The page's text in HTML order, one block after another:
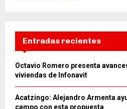
Entradas recientes
Octavio Romero presenta
viviendas de Infonavit
Acatzingo: Alejandro Armenta
campo con esta propuesta